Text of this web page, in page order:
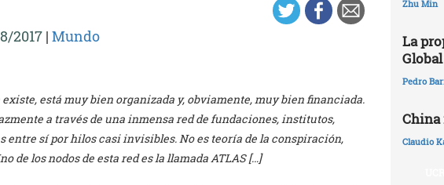
2017 | Mundo
está muy bien organizada y, obviamente, muy bien financiada.
a través de una inmensa red de fundaciones, institutos,
entre sí por hilos casi invisibles. No es teoría de la conspiración,
de los nodos de esta red es la llamada ATLAS […]
Zhu Min
La
Global
Pedro
China
Claudio